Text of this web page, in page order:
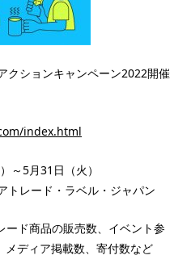
ションキャンペーン2022開催
index.html
～5月31日（火）
トレード・ラベル・ジャパン
ード商品の販売数、イベント参
メディア掲載数、寄付数など